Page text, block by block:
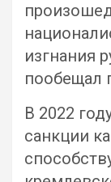
изгнания
пообещал
В 2022
санкции